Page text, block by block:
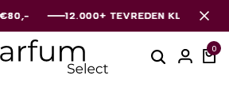
12.000+ TEVREDEN KLANTEN
12.000+ TEVREDEN KLANTEN
12.000+ TEVREDEN KLANTEN
0